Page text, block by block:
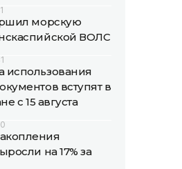
морскую
ВОЛС
использования
вступят в
с 15 августа
на 17% за